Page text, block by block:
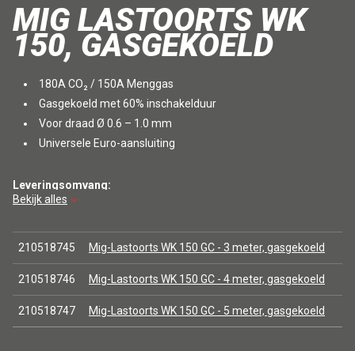
MIG LASTOORTS WK
150, GASGEKOELD
180A CO₂ / 150A Menggas
Gasgekoeld met 60% inschakelduur
Voor draad Ø 0.6 – 1.0 mm
Universele Euro-aansluiting
Leveringsomvang:
Mig Lastoorts WK 150GC 3 meter gasgekoeld
Bekijk alles
210518745 Mig-Lastoorts WK 150 GC - 3 meter, gasgekoeld
210518746 Mig-Lastoorts WK 150 GC - 4 meter, gasgekoeld
210518747 Mig-Lastoorts WK 150 GC - 5 meter, gasgekoeld